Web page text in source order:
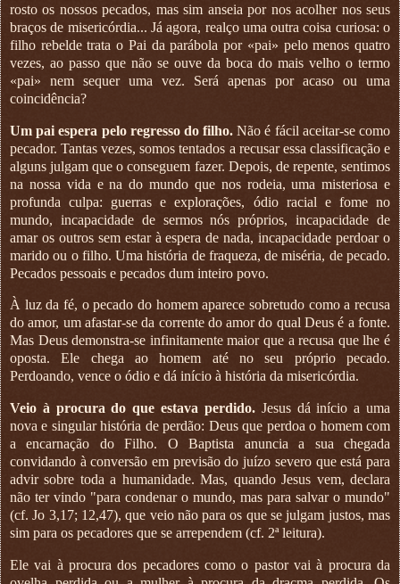
rosto os nossos pecados, mas sim anseia por nos acolher nos seus
braços de misericórdia... Já agora, realço uma outra coisa curiosa: o
filho rebelde trata o Pai da parábola por «pai» pelo menos quatro
vezes, ao passo que não se ouve da boca do mais velho o termo
«pai» nem sequer uma vez. Será apenas por acaso ou uma
coincidência?
Um pai espera pelo regresso do filho. Não é fácil aceitar-se como
pecador. Tantas vezes, somos tentados a recusar essa classificação e
alguns julgam que o conseguem fazer. Depois, de repente, sentimos
na nossa vida e na do mundo que nos rodeia, uma misteriosa e
profunda culpa: guerras e explorações, ódio racial e fome no
mundo, incapacidade de sermos nós próprios, incapacidade de
amar os outros sem estar à espera de nada, incapacidade perdoar o
marido ou o filho. Uma história de fraqueza, de miséria, de pecado.
Pecados pessoais e pecados dum inteiro povo.
À luz da fé, o pecado do homem aparece sobretudo como a recusa
do amor, um afastar-se da corrente do amor do qual Deus é a fonte.
Mas Deus demonstra-se infinitamente maior que a recusa que lhe é
oposta. Ele chega ao homem até no seu próprio pecado.
Perdoando, vence o ódio e dá início à história da misericórdia.
Veio à procura do que estava perdido.Jesus dá início a uma
nova e singular história de perdão: Deus que perdoa o homem com
a encarnação do Filho. O Baptista anuncia a sua chegada
convidando à conversão em previsão do juízo severo que está para
advir sobre toda a humanidade. Mas, quando Jesus vem, declara
não ter vindo "para condenar o mundo, mas para salvar o mundo"
(cf. Jo 3,17; 12,47), que veio não para os que se julgam justos, mas
sim para os pecadores que se arrependem (cf. 2ª leitura).
Ele vai à procura dos pecadores como o pastor vai à procura da